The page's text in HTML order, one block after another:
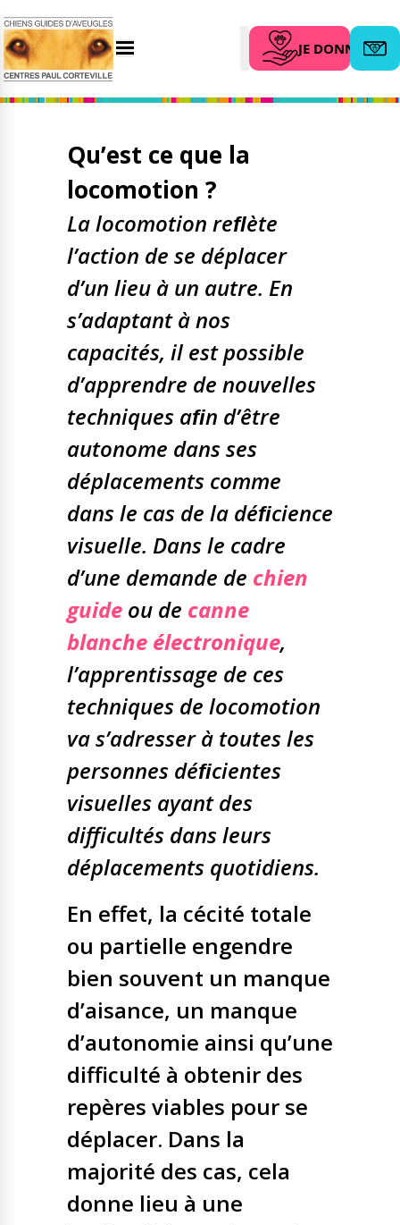
Menu Search JE DONNE
L’association
Qui sommes-nous ?
Nos partenaires
Nos centres
Actualités
Nos dernières actus
Le magazine du donateur
Nos solutions
Le chien guide d’aveugle
La canne blanche
électronique
Le Bemob
Formation & Rééducation
fonctionnelle
Rééducation fonctionnelle
Legs et assurance vie
Organiser une
Parrainer un futur
d’accueil
Devenir bénévole
Irremplaçables, la
série
Nous contacter
Qu’est ce que la
locomotion ?
La locomotion reﬂète
l’action de se déplacer
d’un lieu à un autre. En
s’adaptant à nos
capacités, il est possible
d’apprendre de nouvelles
techniques aﬁn d’être
autonome dans ses
déplacements comme
dans le cas de ladéﬁcience
visuelle. Dans le cadre
d’une demande de chien
guideou de canne
blanche électronique,
l’apprentissage de ces
techniques de locomotion
va s’adresser à toutes les
personnes déﬁcientes
visuelles ayant des
difficultés dans leurs
déplacements quotidiens.
En effet, la cécité totale
ou partielle engendre
bien souvent un manque
d’aisance, un manque
d’autonomie ainsi qu’une
difficulté à obtenir des
repères viables pour se
déplacer. Dans la
majorité des cas, cela
donne lieu à une